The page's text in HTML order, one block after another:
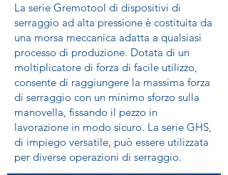
La serie Gremotool di dispositivi di
serraggio ad alta pressione è costituita da
una morsa meccanica adatta a qualsiasi
processo di produzione. Dotata di un
moltiplicatore di forza di facile utilizzo,
consente di raggiungere la massima forza
di serraggio con un minimo sforzo sulla
manovella, fissando il pezzo in
lavorazione in modo sicuro. La serie GHS,
di impiego versatile, può essere utilizzata
per diverse operazioni di serraggio.